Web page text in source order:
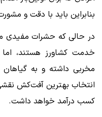
بنابراین باید با دقت و
در حالی که حشرات مفیدی
خدمت کشاورز هستند،
مخربی داشته و به گیاهان
انتخاب بهترین آفت‌کش
کسب درآمد خواهد داشت.